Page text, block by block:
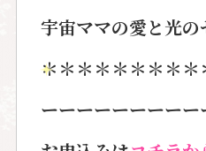
宇宙ママの愛と光の
＊＊＊＊＊＊＊＊＊
ーーーーーーーーー